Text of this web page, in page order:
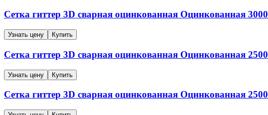
Сетка гиттер 3D сварная оцинкованная Оцинкованная 3000
Узнать цену Купить
Сетка гиттер 3D сварная оцинкованная Оцинкованная 2500
Узнать цену Купить
Сетка гиттер 3D сварная оцинкованная Оцинкованная 2500